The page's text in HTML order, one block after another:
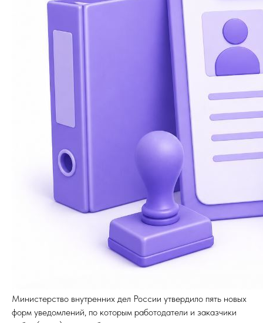
Министерство внутренних дел России утвердило пять новых
форм уведомлений, по которым работодатели и заказчики